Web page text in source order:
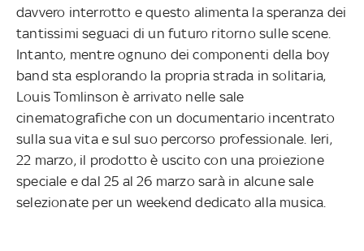
davvero interrotto e questo alimenta la speranza dei
tantissimi seguaci di un futuro ritorno sulle scene.
Intanto, mentre ognuno dei componenti della boy
band sta esplorando la propria strada in solitaria,
Louis Tomlinson è arrivato nelle sale
cinematografiche con un documentario incentrato
sulla sua vita e sul suo percorso professionale. Ieri,
22 marzo, il prodotto è uscito con una proiezione
speciale e dal 25 al 26 marzo sarà in alcune sale
selezionate per un weekend dedicato alla musica.